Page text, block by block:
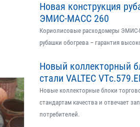
Новая конструкция
ЭМИС-МАСС 260
Кориолисовые расходомеры
рубашки обогрева – гарантия
Новый коллекторный
стали VALTEC
Новые коллекторные блоки
стандартам качества и отвечает
потребителей.